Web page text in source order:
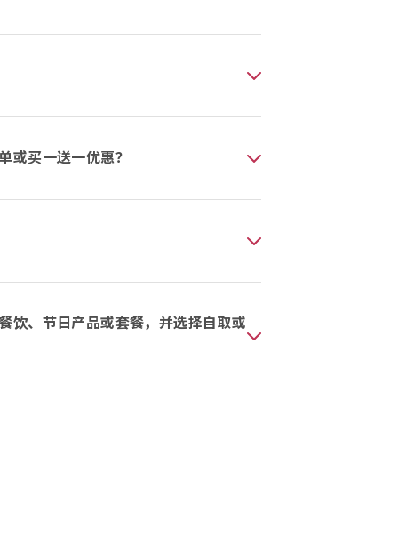
或买一送一优惠？
饮、节日产品或套餐，并选择自取或